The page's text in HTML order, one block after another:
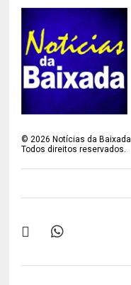
©2026 Notícias da Baixada
Todos direitos reservados.